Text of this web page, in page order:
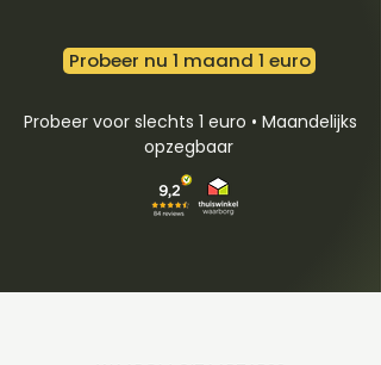
Probeer nu 1 maand 1 euro
Probeer voor slechts 1 euro • Maandelijks
opzegbaar